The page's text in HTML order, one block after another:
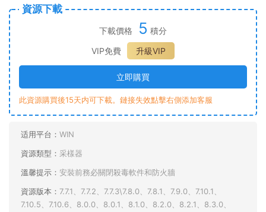
資源下載
下載價格 5 積分
VIP免費
升級VIP
立即購買
此資源購買後15天内可下載。鏈接失效點擊右側添加客服
适用平台： WIN
資源類型： 采樣器
溫馨提示： 安裝前務必關閉殺毒軟件和防火牆
資源版本： 7.7.1、7.7.2、7.7.3\7.8.0、7.8.1、7.9.0、7.10.1、
7.10.5、7.10.6、8.0.0、8.0.1、8.1.0、8.2.0、8.2.1、8.3.0、